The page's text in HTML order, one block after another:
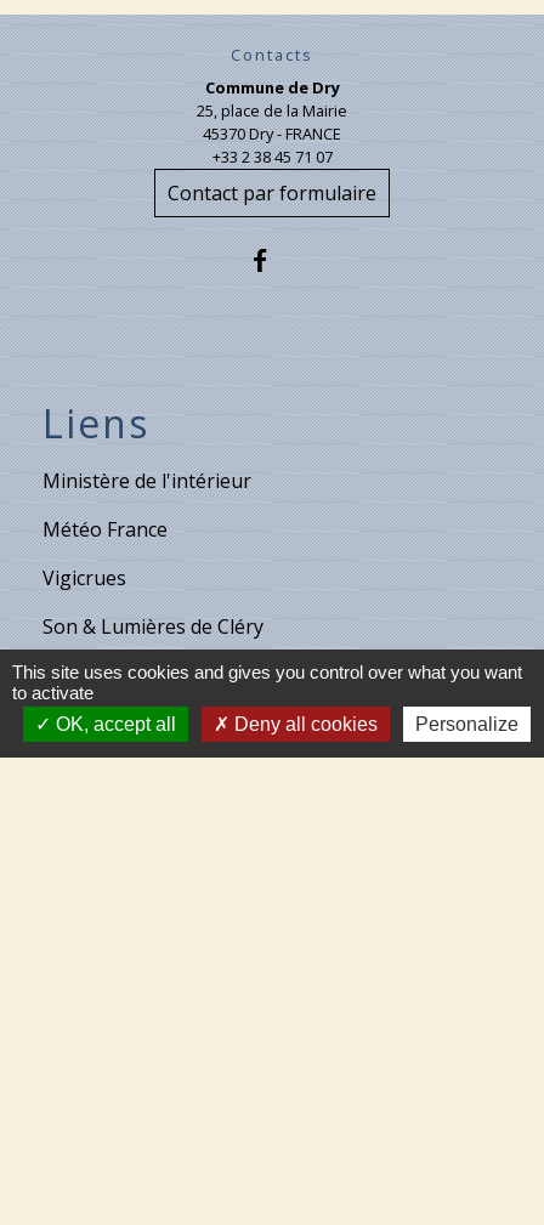
Contacts
Commune de Dry
25, place de la Mairie
45370 Dry - FRANCE
+33 2 38 45 71 07
Contact par formulaire
Liens
Ministère de l'intérieur
Météo France
Vigicrues
Son & Lumières de Cléry
Maison de retraite de Villecante
This site uses cookies and gives you control over what you want
to activate
OK, accept all
Deny all cookies Personalize